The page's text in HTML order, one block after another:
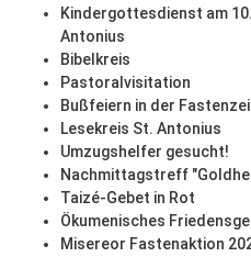
Kindergottesdienst am
Antonius
Bibelkreis
Pastoralvisitation
Bußfeiern in der
Lesekreis St. Antonius
Umzugshelfer gesucht!
Nachmittagstreff
Taizé-Gebet in Rot
Ökumenisches
Misereor Fastenaktion